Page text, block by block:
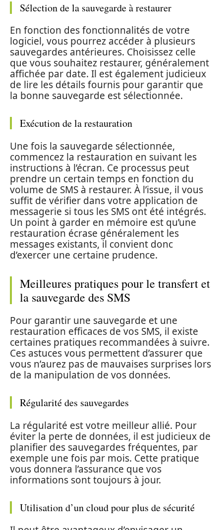
Sélection de la sauvegarde à restaurer
En fonction des fonctionnalités de votre
logiciel, vous pourrez accéder à plusieurs
sauvegardes antérieures. Choisissez celle
que vous souhaitez restaurer, généralement
affichée par date. Il est également judicieux
de lire les détails fournis pour garantir que
la bonne sauvegarde est sélectionnée.
Exécution de la restauration
Une fois la sauvegarde sélectionnée,
commencez la restauration en suivant les
instructions à l’écran. Ce processus peut
prendre un certain temps en fonction du
volume de SMS à restaurer. À l’issue, il vous
suffit de vérifier dans votre application de
messagerie si tous les SMS ont été intégrés.
Un point à garder en mémoire est qu’une
restauration écrase généralement les
messages existants, il convient donc
d’exercer une certaine prudence.
Meilleures pratiques pour le transfert et
la sauvegarde des SMS
Pour garantir une sauvegarde et une
restauration efficaces de vos SMS, il existe
certaines pratiques recommandées à suivre.
Ces astuces vous permettent d’assurer que
vous n’aurez pas de mauvaises surprises lors
de la manipulation de vos données.
Régularité des sauvegardes
La régularité est votre meilleur allié. Pour
éviter la perte de données, il est judicieux de
planifier des sauvegardes fréquentes, par
exemple une fois par mois. Cette pratique
vous donnera l’assurance que vos
informations sont toujours à jour.
Utilisation d’un cloud pour plus de sécurité